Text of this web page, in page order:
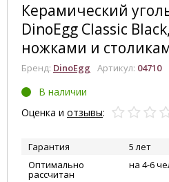
Керамический
DinoEgg Classic
ножками и
Бренд: DinoEgg Артикул: 04710
В наличии
Оценка и отзывы:
Гарантия
5 лет
Оптимально
рассчитан
на 4-6